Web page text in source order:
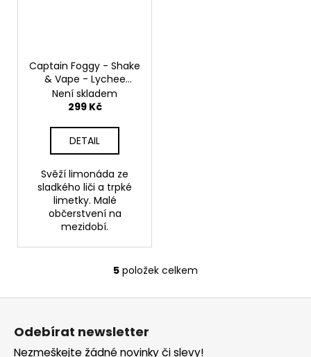
Captain Foggy - Shake
& Vape - Lychee
Lighthouse - 20ml
Není skladem
299 Kč
DETAIL
Svěží limonáda ze
sladkého liči a trpké
limetky. Malé
občerstvení na
mezidobí.
O
5 položek celkem
Z
Odebírat newsletter
Nezmeškejte žádné novinky či slevy!